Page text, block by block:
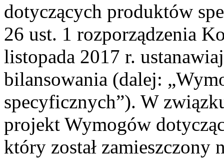
dotyczących produktów
26 ust. 1 rozporządzenia
listopada 2017 r.
bilansowania (dalej:
specyficznych”). W
projekt Wymogów
który został zamieszczony